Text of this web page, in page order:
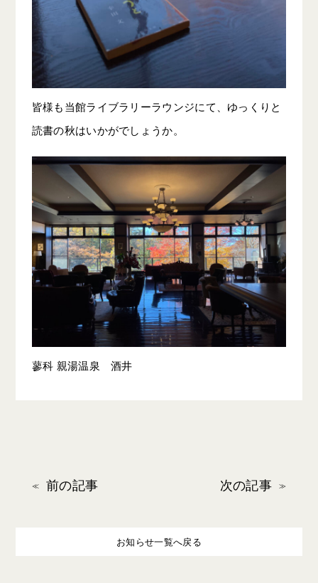
皆様も当館ライブラリーラウンジにて、ゆっくりと
読書の秋はいかがでしょうか。
蓼科 親湯温泉 酒井
前の記事 次の記事
お知らせ一覧へ戻る